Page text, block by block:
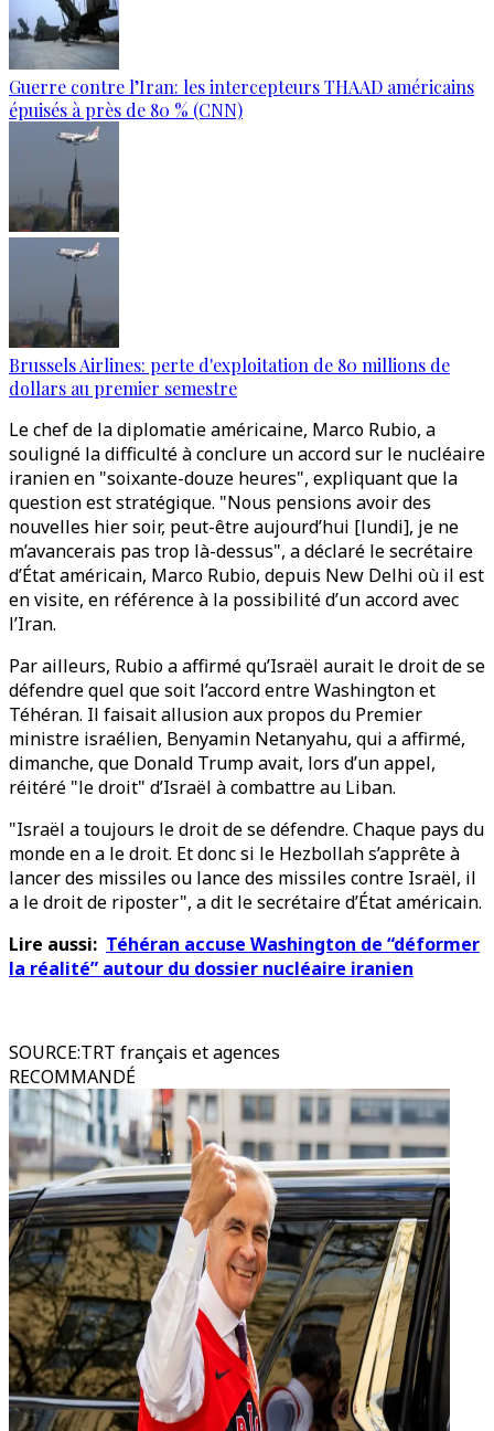
Guerre contre l’Iran: les intercepteurs THAAD américains
épuisés à près de 80 % (CNN)
Brussels Airlines: perte d'exploitation de 80 millions de
dollars au premier semestre
Le chef de la diplomatie américaine, Marco Rubio, a
souligné la difficulté à conclure un accord sur le nucléaire
iranien en "soixante-douze heures", expliquant que la
question est stratégique. "Nous pensions avoir des
nouvelles hier soir, peut-être aujourd’hui [lundi], je ne
m’avancerais pas trop là-dessus", a déclaré le secrétaire
d’État américain, Marco Rubio, depuis New Delhi où il est
en visite, en référence à la possibilité d’un accord avec
l’Iran.
Par ailleurs, Rubio a affirmé qu’Israël aurait le droit de se
défendre quel que soit l’accord entre Washington et
Téhéran. Il faisait allusion aux propos du Premier
ministre israélien, Benyamin Netanyahu, qui a affirmé,
dimanche, que Donald Trump avait, lors d’un appel,
réitéré "le droit" d’Israël à combattre au Liban.
"Israël a toujours le droit de se défendre. Chaque pays du
monde en a le droit. Et donc si le Hezbollah s’apprête à
lancer des missiles ou lance des missiles contre Israël, il
a le droit de riposter", a dit le secrétaire d’État américain.
Lire aussi: Téhéran accuse Washington de “déformer
la réalité” autour du dossier nucléaire iranien
SOURCE:TRT français et agences
RECOMMANDÉ